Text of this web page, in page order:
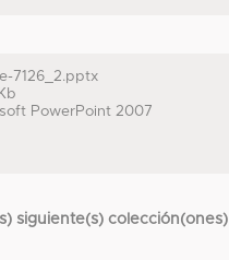
7126_2.pptx
PowerPoint 2007
siguiente(s) colección(ones)